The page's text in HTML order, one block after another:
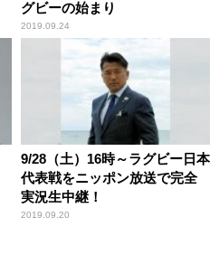
グビーの始まり
2019.09.24
9/28（土）16時～ラグビー日本
代表戦をニッポン放送で完全
実況生中継！
2019.09.20